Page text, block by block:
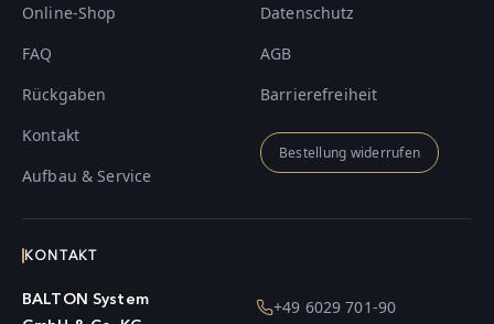
Online-Shop
FAQ
Rückgaben
Kontakt
Aufbau & Service
Datenschutz
AGB
Barrierefreiheit
Bestellung widerrufen
KONTAKT
BALTON System
+49 6029 701-90